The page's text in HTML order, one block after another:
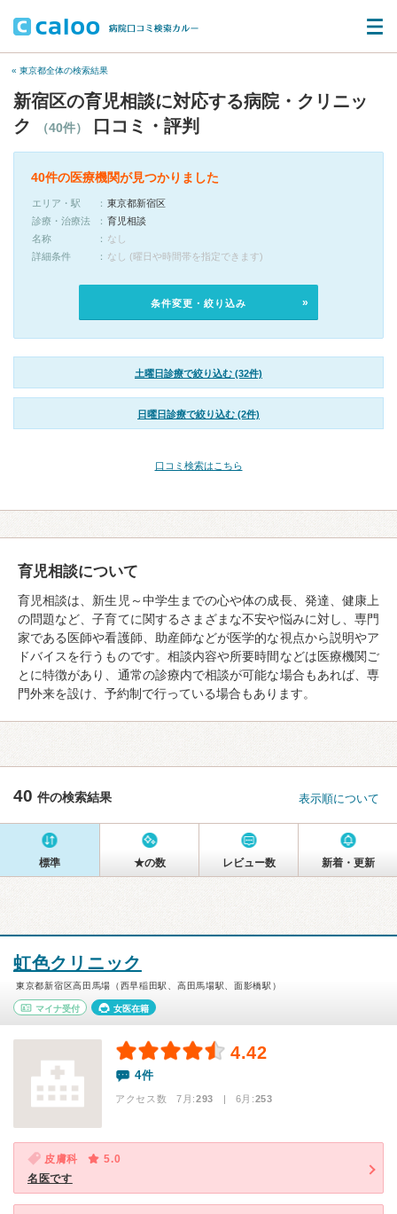
« 東京都全体の検索結果
新宿区の育児相談に対応する病院・クリニッ
ク
（40件） 口コミ・評判
40件の医療機関が見つかりました
エリア・駅
東京都新宿区
診療・治療法
育児相談
名称
なし
詳細条件
なし (曜日や時間帯を指定できます)
条件変更・絞り込み
土曜日診療で絞り込む (32件)
日曜日診療で絞り込む (2件)
口コミ検索はこちら
育児相談について
育児相談は、新生児～中学生までの心や体の成長、発達、健康上
の問題など、子育てに関するさまざまな不安や悩みに対し、専門
家である医師や看護師、助産師などが医学的な視点から説明やア
ドバイスを行うものです。相談内容や所要時間などは医療機関ご
とに特徴があり、通常の診療内で相談が可能な場合もあれば、専
門外来を設け、予約制で行っている場合もあります。
40 件の検索結果 表示順について
標準 ★の数 レビュー数 新着・更新
虹色クリニック
東京都新宿区高田馬場（西早稲田駅、高田馬場駅、面影橋駅）
マイナ受付 女医在籍
4.42
4件
アクセス数 7月:293 | 6月:253
皮膚科
5.0
名医です